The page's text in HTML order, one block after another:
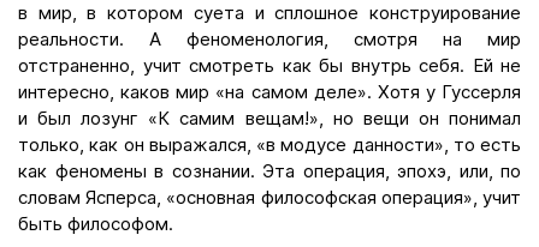
в мир, в котором суета и сплошное конструирование
реальности. А феноменология, смотря на мир
отстраненно, учит смотреть как бы внутрь себя. Ей не
интересно, каков мир «на самом деле». Хотя у Гуссерля
и был лозунг «К самим вещам!», но вещи он понимал
только, как он выражался, «в модусе данности», то есть
как феномены в сознании. Эта операция, эпохэ, или, по
словам Ясперса, «основная философская операция», учит
быть философом.